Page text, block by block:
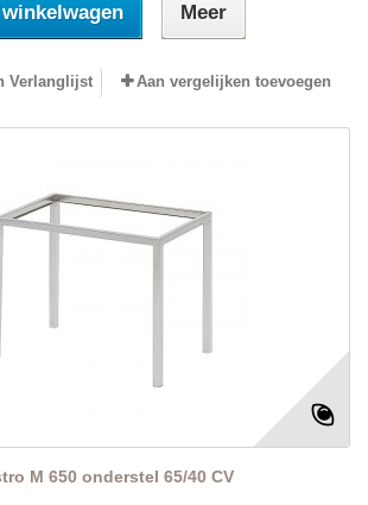
winkelwagen Meer
Verlanglijst Aan vergelijken toevoegen
M 650 onderstel 65/40 CV